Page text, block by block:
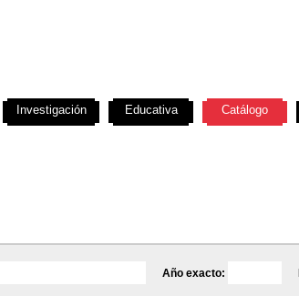
Año exacto:
Investigación Educativa Catálogo